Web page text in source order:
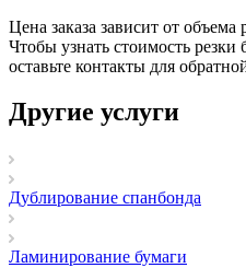
Цена заказа зависит от
Чтобы узнать стоимость
оставьте контакты для
Другие услуги
Дублирование спанбонда
Ламинирование бумаги